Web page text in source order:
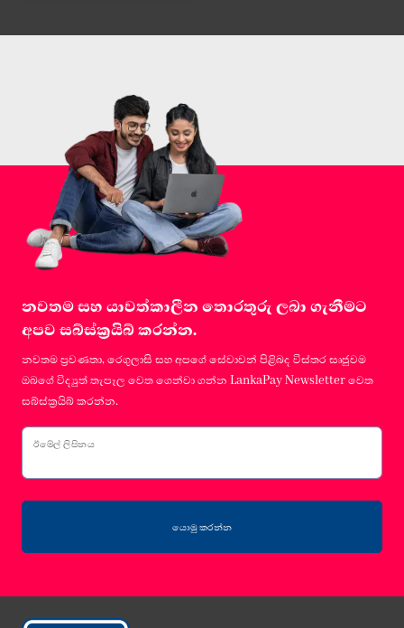
නවතම සහ යාවත්කාලීන තොරතුරු ලබා ගැනීමට
අපව සබ්ස්ක්‍රයිබ් කරන්න.
නවතම ප්‍රවණතා, රෙගුලාසි සහ අපගේ සේවාවන් පිළිබද විස්තර සෘජුවම
ඔබගේ විද්‍යුත් තැපෑල වෙත ගෙන්වා ගන්න LankaPay Newsletter වෙත
සබ්ස්ක්‍රයිබ් කරන්න.
ඊමේල් ලිපිනය
යොමු කරන්න